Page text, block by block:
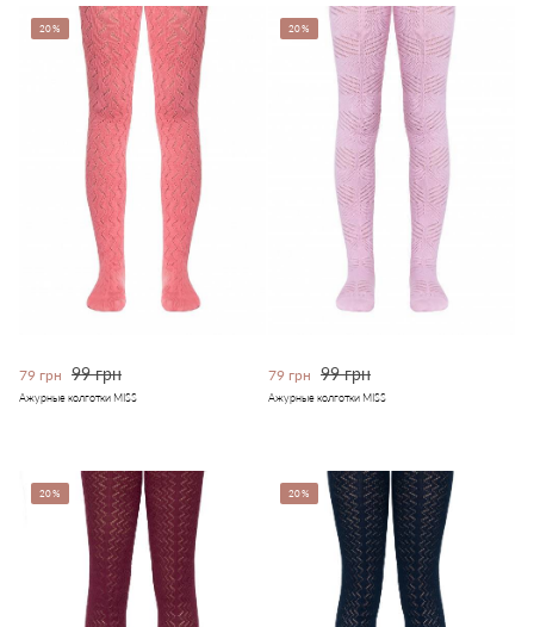
20%
79 грн 99 грн
Ажурные колготки MISS
20%
79 грн 99 грн
Ажурные колготки MISS
20% 20%